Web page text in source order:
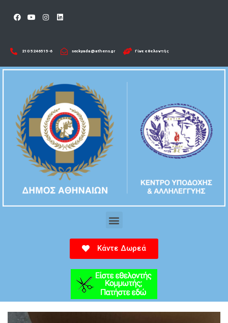
210 5246515-6​ seckyada@athens.gr Γίνε εθελοντής
Κάντε Δωρεά